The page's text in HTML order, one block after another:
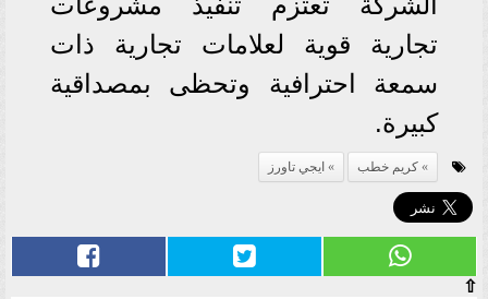
تجارية قوية لعلامات تجارية ذات
سمعة احترافية وتحظى بمصداقية
كبيرة.
كريم خطب ايجي تاورز
⇧